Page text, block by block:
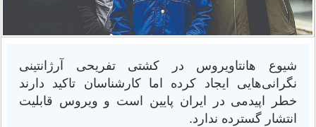
شیوع هانتاویروس در کشتی تفریحی آرژانتینی
نگرانی‌هایی ایجاد کرده اما کارشناسان تاکید دارند
خطر اپیدمی در ایران پایین است و ویروس قابلیت
انتشار گسترده ندارد.